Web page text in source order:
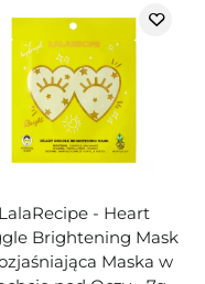
LalaRecipe - Heart
Brightening Mask
Maska w